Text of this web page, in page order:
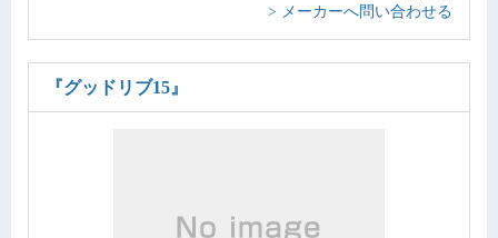
> メーカーへ問い合わせる
『グッドリブ15』